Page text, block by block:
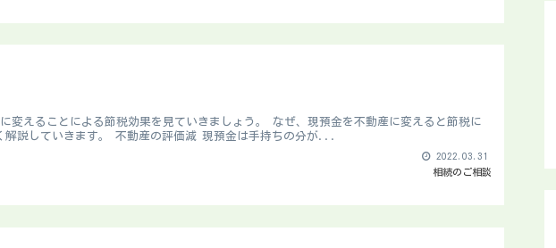
変えることによる節税効果を見ていきましょう。 なぜ、現預金を不動産に変えると節税に
解説していきます。 不動産の評価減 現預金は手持ちの分が...
2022.03.31
相続のご相談